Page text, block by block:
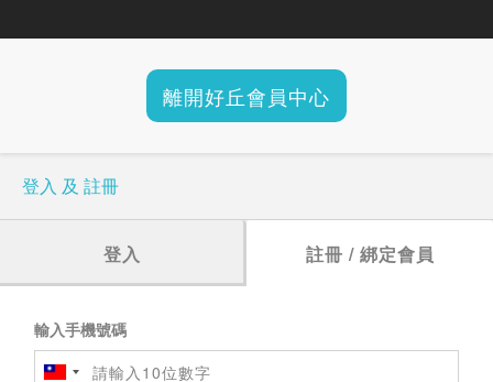
離開好丘會員中心
登入 及 註冊
登入 註冊 / 綁定會員
輸入手機號碼